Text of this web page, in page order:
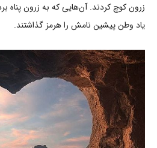
زرون کوچ کردند. آن‌هایی که به زرون پناه
یاد وطن پیشین نامش را هرمز گذاشتند.